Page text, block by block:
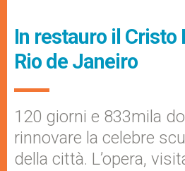
In restauro il Cristo
Rio de Janeiro
120 giorni e 833mila
rinnovare la celebre
della città. L’opera,